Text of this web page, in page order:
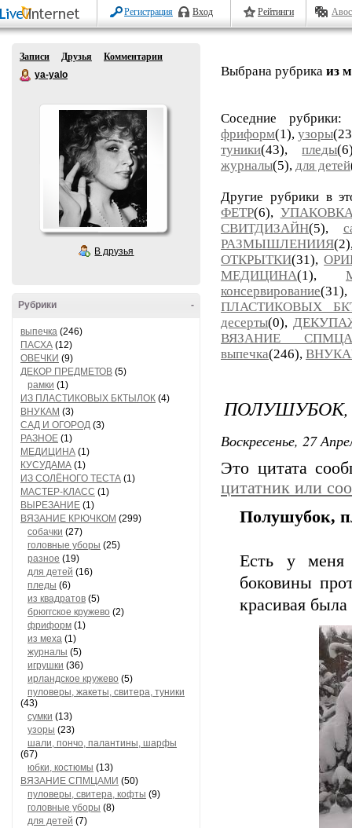
Регистрация Вход Рейтинги
Записи Друзья
Комментарии
ya-yalo
В друзья
-
Рубрики
выпечка (246)
ПАСХА (12)
ОВЕЧКИ (9)
ДЕКОР ПРЕДМЕТОВ (5)
рамки (1)
ИЗ ПЛАСТИКОВЫХ БКТЫЛОК (4)
ВНУКАМ (3)
САД И ОГОРОД (3)
РАЗНОЕ (1)
МЕДИЦИНА (1)
КУСУДАМА (1)
ИЗ СОЛЁНОГО ТЕСТА (1)
МАСТЕР-КЛАСС (1)
ВЫРЕЗАНИЕ (1)
ВЯЗАНИЕ КРЮЧКОМ (299)
собачки (27)
головные уборы (25)
разное (19)
для детей (16)
пледы (6)
из квадратов (5)
брюггское кружево (2)
фриформ (1)
из меха (1)
журналы (5)
игрушки (36)
ирландское кружево (5)
пуловеры, жакеты, свитера, туники
(43)
сумки (13)
узоры (23)
шали, пончо, палантины, шарфы
(67)
юбки, костюмы (13)
ВЯЗАНИЕ СПМЦАМИ (50)
пуловеры, свитера, кофты (9)
головные уборы (8)
для детей (7)
Выбрана рубрика из
Соседние
фриформ(1), узоры
туники(43),пледы
журналы(5), для детей
Другие рубрики в
ФЕТР(6),
СВИТДИЗАЙН(5),
РАЗМЫШЛЕНИИЯ
ОТКРЫТКИ(31),
МЕДИЦИНА(1),
консервирование
ПЛАСТИКОВЫХ
десерты(0),
ВЯЗАНИЕ
выпечка(246),
Воскресенье, 27
Это цитата
цитатник или
Полушубок,
Есть у меня
боковины
красивая